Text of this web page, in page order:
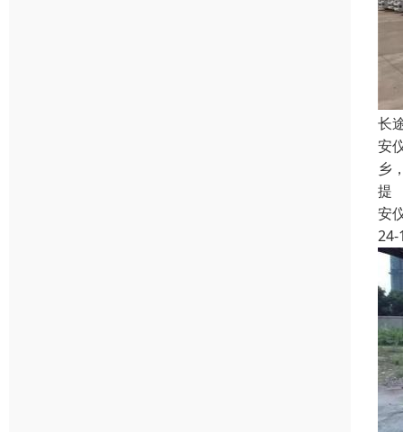
长
安
乡
提
安
24-